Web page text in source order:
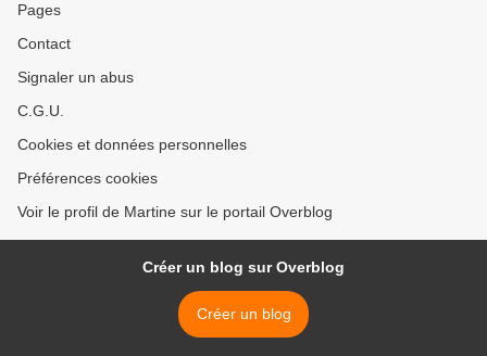
Pages
Contact
Signaler un abus
C.G.U.
Cookies et données personnelles
Préférences cookies
Voir le profil de Martine sur le portail Overblog
Créer un blog sur Overblog
Créer un blog